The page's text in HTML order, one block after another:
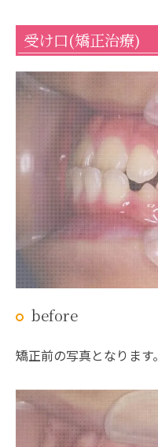
受け口(矯正治療)
before
矯正前の写真となります。